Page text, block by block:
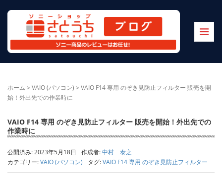
ホーム > VAIO (パソコン) > VAIO F14 専用 のぞき見防止フィルター 販売を開
始！外出先での作業時に
VAIO F14 専用 のぞき見防止フィルター 販売を開始！外出先での
作業時に
公開済み: 2023年5月18日 作成者:中村 泰之
カテゴリー:VAIO (パソコン) タグ:VAIO F14 専用 のぞき見防止フィルター